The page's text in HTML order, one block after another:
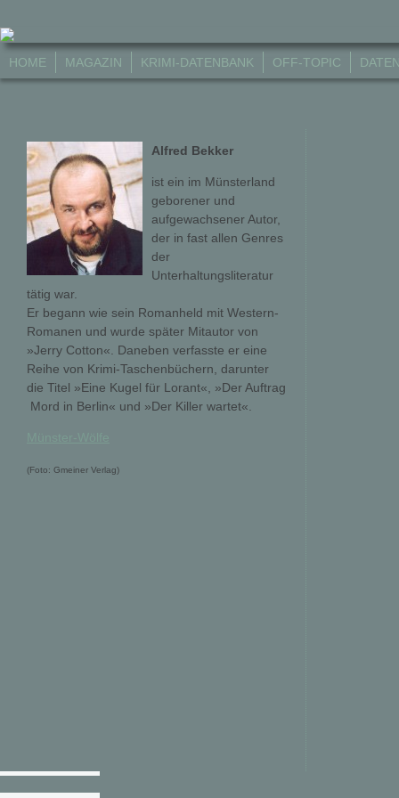
HOME MAGAZIN KRIMI-DATENBANK OFF-TOPIC
Alfred Bekker
ist ein im Münsterland
geborener und
aufgewachsener Autor,
der in fast allen Genres
der
Unterhaltungsliteratur
tätig war.
Er begann wie sein Romanheld mit Western-
Romanen und wurde später Mitautor von
»Jerry Cotton«. Daneben verfasste er eine
Reihe von Krimi-Taschenbüchern, darunter
die Titel »Eine Kugel für Lorant«, »Der Auftrag
 Mord in Berlin« und »Der Killer wartet«.
(Foto: Gmeiner Verlag)